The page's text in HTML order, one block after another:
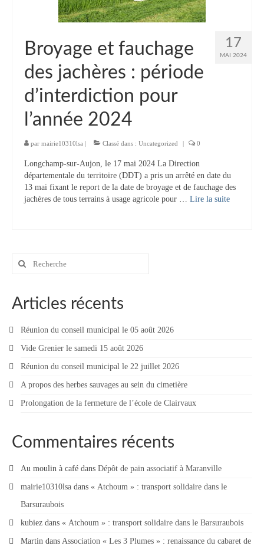
Hébergement
Services publics
Formalités administratives
Santé
Qualité de l’eau
Collecte des déchets
Affouages
Aujon
Les réunions du Conseil communautaire
Budget communal & fiscalité
Scolarité
Les associations
Contact
17
MAI 2024
Broyage et fauchage
des jachères : période
d’interdiction pour
l’année 2024
par mairie10310lsa Classé dans : Uncategorized 0
Longchamp-sur-Aujon, le 17 mai 2024 La Direction
départementale du territoire (DDT) a pris un arrêté en date du
13 mai fixant le report de la date de broyage et de fauchage des
jachères de tous terrains à usage agricole pour … Lire la suite­­
Rechercher
Articles récents
Réunion du conseil municipal le 05 août 2026
Vide Grenier le samedi 15 août 2026
Réunion du conseil municipal le 22 juillet 2026
A propos des herbes sauvages au sein du cimetière
Prolongation de la fermeture de l’école de Clairvaux
Commentaires récents
Au moulin à café dans Dépôt de pain associatif à Maranville
mairie10310lsa dans « Atchoum » : transport solidaire dans le
Barsuraubois
kubiez dans « Atchoum » : transport solidaire dans le Barsuraubois
Martin dans Association « Les 3 Plumes » : renaissance du cabaret de